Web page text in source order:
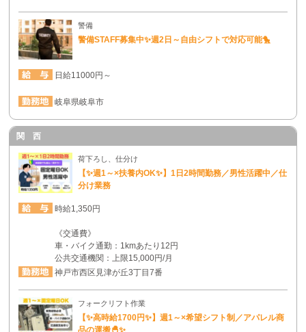
警備
警備STAFF募集中✨週2日～自由シフトで対応可能🐤
日給11000円～
岐阜県岐阜市
関 西
荷下ろし、仕分け
【✨週1～×扶養内OK✨】1日2時間勤務／男性活躍中／仕
分け業務
時給1,350円
《交通費》
車・バイク通勤：1kmあたり12円
公共交通機関：上限15,000円/月
神戸市西区見津が丘3丁目7番
フォークリフト作業
【✨高時給1700円✨】週1～×希望シフト制／アパレル商
品の運搬🐣✨